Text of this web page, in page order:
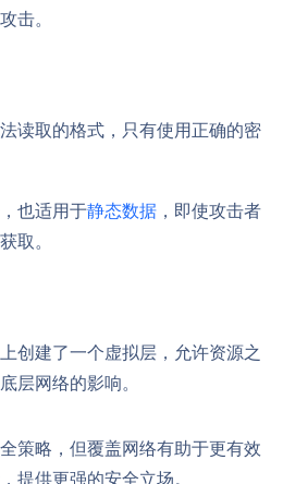
击。
读取的格式，只有使用正确的密
，也适用于静态数据 ，即使攻击者
取。
创建了一个虚拟层，允许资源之
层网络的影响。
策略，但覆盖网络有助于更有效
提供更强的安全立场。